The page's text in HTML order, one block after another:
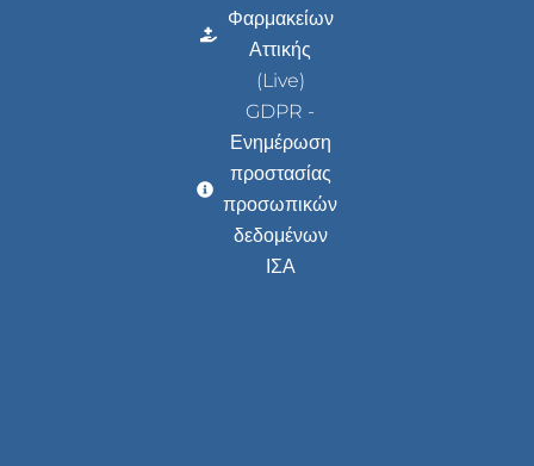
Φαρμακείων
Αττικής
(Live)
GDPR -
Ενημέρωση
προστασίας
προσωπικών
δεδομένων
ΙΣΑ